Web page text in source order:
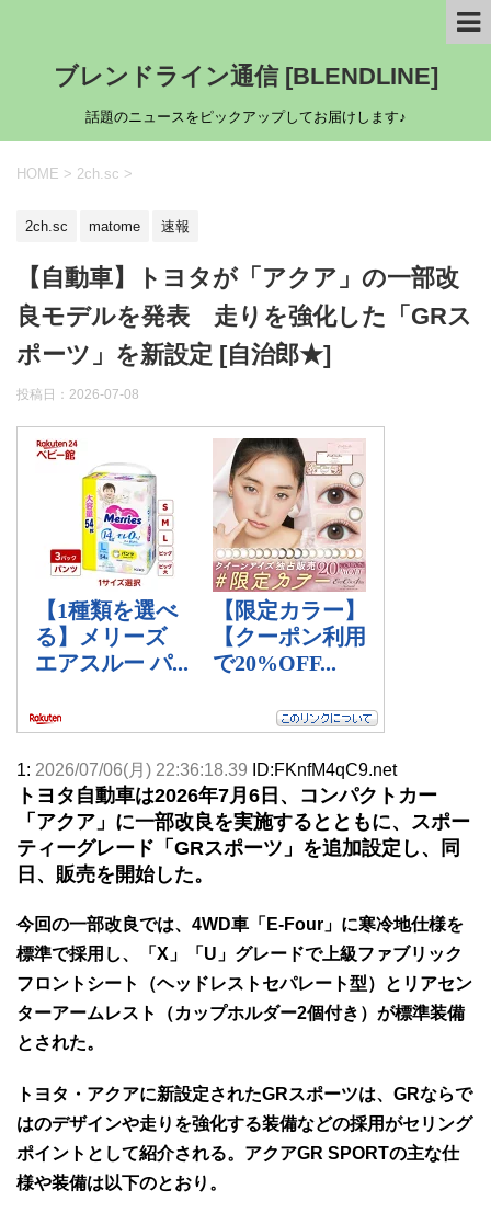
ブレンドライン通信 [BLENDLINE]
話題のニュースをピックアップしてお届けします♪
HOME > 2ch.sc >
2ch.sc matome 速報
【自動車】トヨタが「アクア」の一部改
良モデルを発表 走りを強化した「GRス
ポーツ」を新設定 [自治郎★]
投稿日： 2026-07-08
1: 2026/07/06(月) 22:36:18.39 ID:FKnfM4qC9.net
トヨタ自動車は2026年7月6日、コンパクトカー
「アクア」に一部改良を実施するとともに、スポー
ティーグレード「GRスポーツ」を追加設定し、同
日、販売を開始した。
今回の一部改良では、4WD車「E-Four」に寒冷地仕様を
標準で採用し、「X」「U」グレードで上級ファブリック
フロントシート（ヘッドレストセパレート型）とリアセン
ターアームレスト（カップホルダー2個付き）が標準装備
とされた。
トヨタ・アクアに新設定されたGRスポーツは、GRならで
はのデザインや走りを強化する装備などの採用がセリング
ポイントとして紹介される。アクアGR SPORTの主な仕
様や装備は以下のとおり。